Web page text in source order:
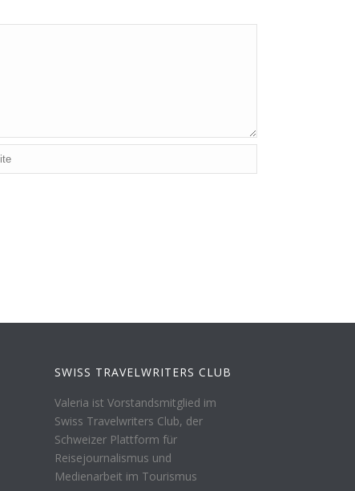
SWISS TRAVELWRITERS CLUB
Valeria ist Vorstandsmitglied im
Swiss Travelwriters Club, der
Schweizer Plattform für
Reisejournalismus und
Medienarbeit im Tourismus